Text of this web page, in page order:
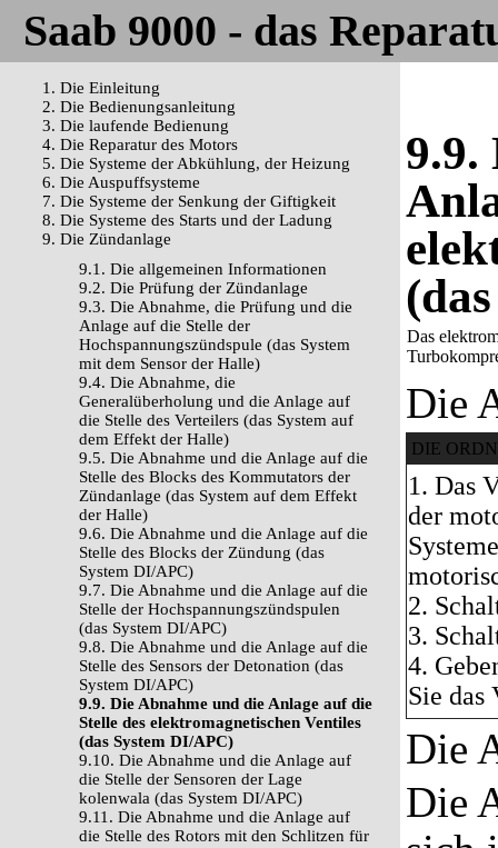
Saab 9000 - das
1. Die Einleitung
2. Die Bedienungsanleitung
3. Die laufende Bedienung
4. Die Reparatur des Motors
5. Die Systeme der Abkühlung, der Heizung
6. Die Auspuffsysteme
7. Die Systeme der Senkung der Giftigkeit
8. Die Systeme des Starts und der Ladung
9. Die Zündanlage
9.1. Die allgemeinen Informationen
9.2. Die Prüfung der Zündanlage
9.3. Die Abnahme, die Prüfung und die
Anlage auf die Stelle der
Hochspannungszündspule (das System
mit dem Sensor der Halle)
9.4. Die Abnahme, die
Generalüberholung und die Anlage auf
die Stelle des Verteilers (das System auf
dem Effekt der Halle)
9.5. Die Abnahme und die Anlage auf die
Stelle des Blocks des Kommutators der
Zündanlage (das System auf dem Effekt
der Halle)
9.6. Die Abnahme und die Anlage auf die
Stelle des Blocks der Zündung (das
System DI/APC)
9.7. Die Abnahme und die Anlage auf die
Stelle der Hochspannungszündspulen
(das System DI/APC)
9.8. Die Abnahme und die Anlage auf die
Stelle des Sensors der Detonation (das
System DI/APC)
9.9. Die Abnahme und die Anlage auf die
Stelle des elektromagnetischen Ventiles
(das System DI/APC)
9.10. Die Abnahme und die Anlage auf
die Stelle der Sensoren der Lage
kolenwala (das System DI/APC)
9.11. Die Abnahme und die Anlage auf
die Stelle des Rotors mit den Schlitzen für
9.9.
Das
Die
DIE
1. Das
der
2.
3.
4.
Sie das
Die
Die